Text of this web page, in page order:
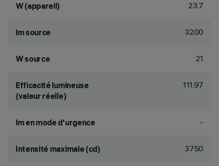
W (appareil) 23.7
lm source 3200
W source 21
Efficacité lumineuse
(valeur réelle)
111.97
lm en mode d'urgence -
Intensité maximale (cd) 3750